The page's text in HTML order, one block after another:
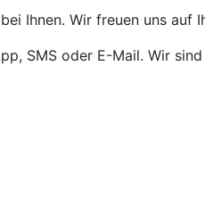
Ihnen. Wir freuen uns auf
SMS oder E-Mail. Wir